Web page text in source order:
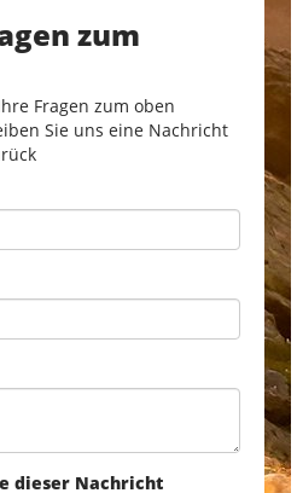
zum
Fragen zum oben
Sie uns eine Nachricht
dieser Nachricht